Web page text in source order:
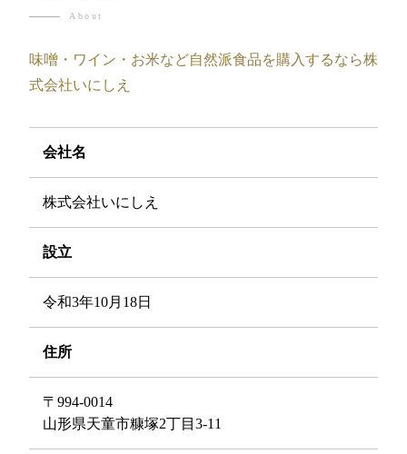
About
味噌・ワイン・お米など自然派食品を購入するなら株
式会社いにしえ
会社名
株式会社いにしえ
設立
令和3年10月18日
住所
〒994-0014
山形県天童市糠塚2丁目3-11